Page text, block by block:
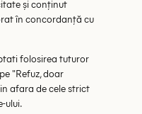
și conținut
în concordanță cu
folosirea tuturor
"Refuz, doar
afara de cele strict
ului.